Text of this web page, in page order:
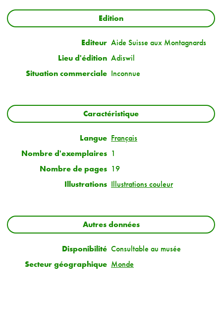
Edition
Editeur Aide Suisse aux Montagnards
Lieu d'édition Adiswil
Situation commerciale Inconnue
Caractéristique
Langue Français
Nombre d'exemplaires 1
Nombre de pages 19
Illustrations Illustrations couleur
Autres données
Disponibilité Consultable au musée
Secteur géographique Monde